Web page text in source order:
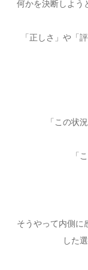
何かを決断しよう
「正しさ」や「
「この状
「
そうやって内側に
した